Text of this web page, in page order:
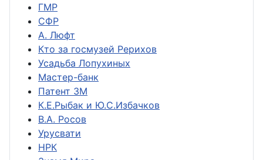
ГМР
СФР
А. Люфт
Кто за госмузей Рерихов
Усадьба Лопухиных
Мастер-банк
Патент ЗМ
К.Е.Рыбак и Ю.С.Избачков
В.А. Росов
Урусвати
НРК